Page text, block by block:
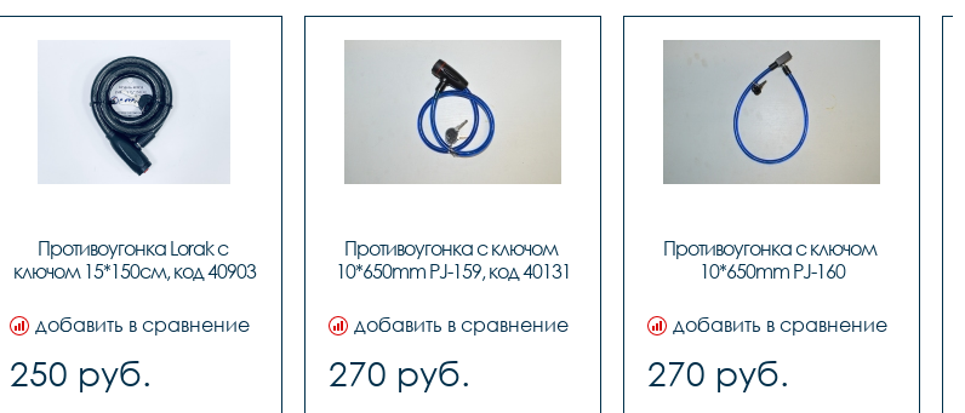
Противоугонка Lorak с
ключом 15*150см, код 40903
добавить в сравнение
250 руб.
Противоугонка с ключом
10*650mm PJ-159, код 40131
добавить в сравнение
270 руб.
Противоугонка с ключом
10*650mm PJ-160
добавить в сравнение
270 руб.